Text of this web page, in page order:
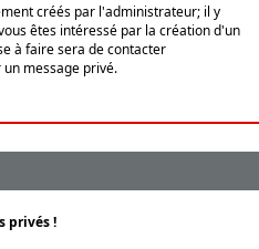
créés par l'administrateur; il y
êtes intéressé par la création d'un
à faire sera de contacter
message privé.
privés !